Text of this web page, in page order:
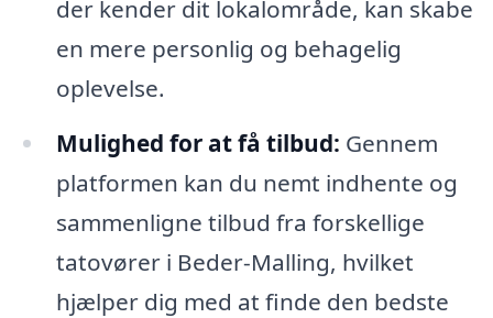
der kender dit lokalområde, kan skabe
en mere personlig og behagelig
oplevelse.
Mulighed for at få tilbud: Gennem
platformen kan du nemt indhente og
sammenligne tilbud fra forskellige
tatovører i Beder-Malling, hvilket
hjælper dig med at finde den bedste